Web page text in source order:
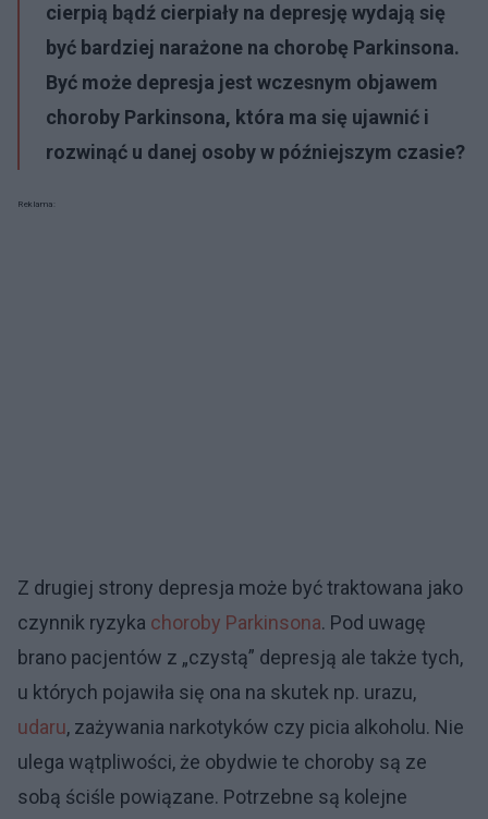
cierpią bądź cierpiały na depresję wydają się
być bardziej narażone na chorobę Parkinsona.
Być może depresja jest wczesnym objawem
choroby Parkinsona, która ma się ujawnić i
rozwinąć u danej osoby w późniejszym czasie?
Reklama:
Z drugiej strony depresja może być traktowana jako
czynnik ryzyka choroby Parkinsona. Pod uwagę
brano pacjentów z „czystą” depresją ale także tych,
u których pojawiła się ona na skutek np. urazu,
udaru, zażywania narkotyków czy picia alkoholu. Nie
ulega wątpliwości, że obydwie te choroby są ze
sobą ściśle powiązane. Potrzebne są kolejne